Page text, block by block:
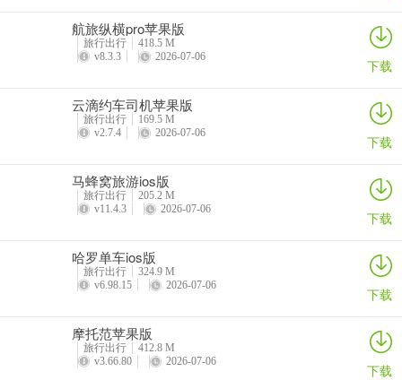
航旅纵横pro苹果版
旅行出行
418.5 M
v8.3.3
2026-07-06 下载
云滴约车司机苹果版
旅行出行
169.5 M
v2.7.4
2026-07-06 下载
马蜂窝旅游ios版
旅行出行
205.2 M
v11.4.3
2026-07-06 下载
哈罗单车ios版
旅行出行
324.9 M
v6.98.15
2026-07-06 下载
摩托范苹果版
旅行出行
412.8 M
v3.66.80
2026-07-06 下载